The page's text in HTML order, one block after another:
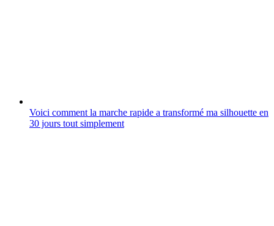
Voici comment la marche rapide a transformé ma silhouette en
30 jours tout simplement